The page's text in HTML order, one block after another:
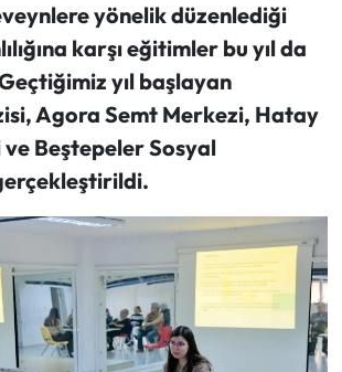
yönelik düzenlediği
karşı eğitimler bu yıl da
yıl başlayan
Agora Semt Merkezi, Hatay
Beştepeler Sosyal